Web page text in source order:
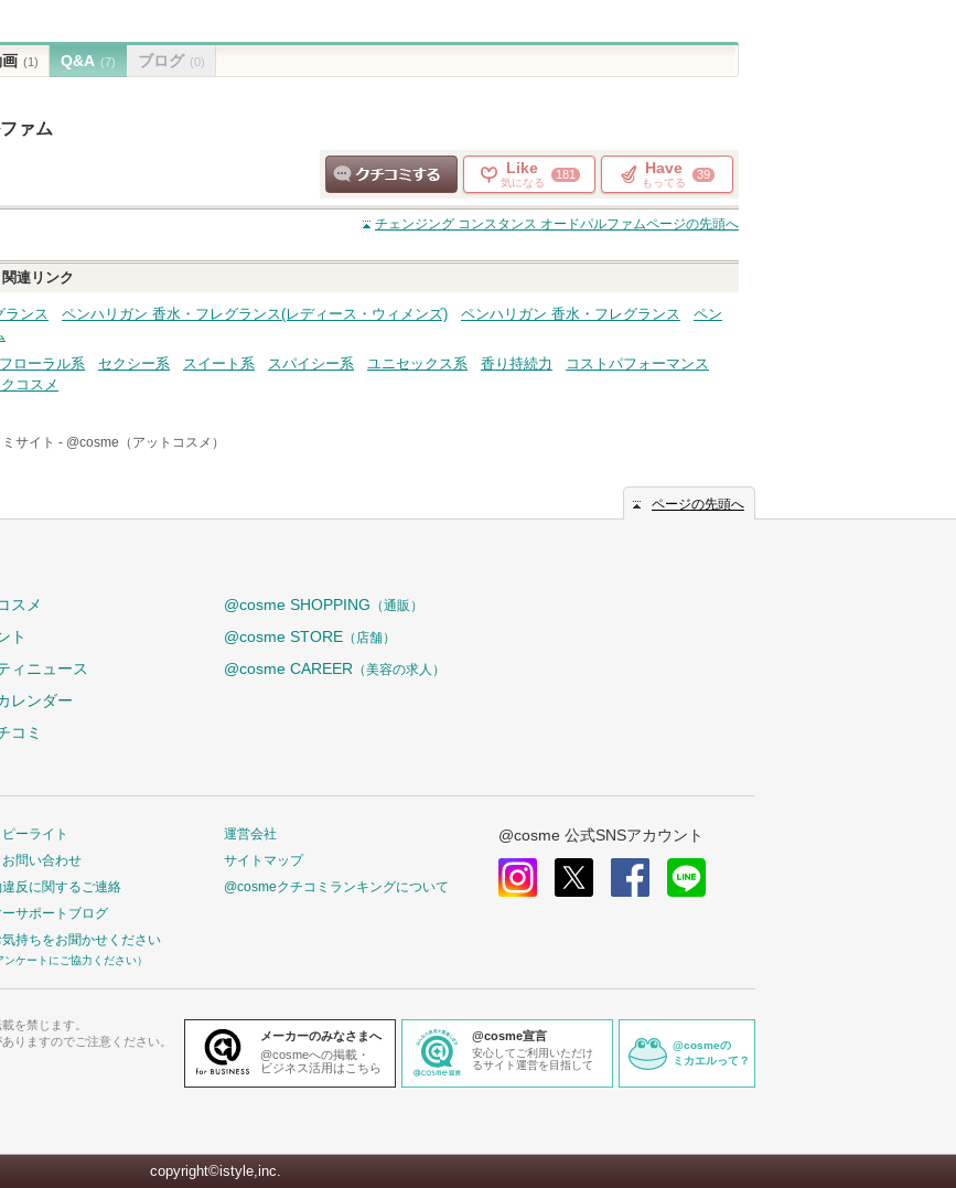
(1) Q&A (7) ブログ (0)
ァム
クチコミする
Like
気になる
181 Have
もってる
39
チェンジング コンスタンス オードパルファムページの先頭へ
関連リンク
ランス ペンハリガン 香水・フレグランス(レディース・ウィメンズ) ペンハリガン 香水・フレグランス
ペン
フローラル系 セクシー系 スイート系 スパイシー系 ユニセックス系 香り持続力
コストパフォーマンス
コスメ
サイト - @cosme（アットコスメ）
ページの先頭へ
スメ
ト
ィニュース
レンダー
コミ
@cosme SHOPPING （通販）
@cosme STORE （店舗）
@cosme CAREER （美容の求人）
ーライト
問い合わせ
反に関するご連絡
サポートブログ
持ちをお聞かせください
ンケートにご協力ください）
運営会社
サイトマップ
@cosmeクチコミランキングについて
@cosme 公式SNSアカウント
を禁じます。
りますのでご注意ください。
メーカーのみなさまへ
@cosmeへの掲載・
ビジネス活用はこちら
@cosme宣言
安心してご利用いただけ
るサイト運営を目指して
@cosmeの
ミカエルって？
copyright©istyle,inc.